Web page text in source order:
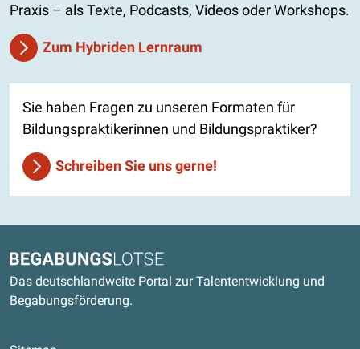
Praxis – als Texte, Podcasts, Videos oder Workshops.
Zum Hybriden Lernraum
Sie haben Fragen zu unseren Formaten für
Bildungspraktikerinnen und Bildungspraktiker?
Schreiben Sie uns gerne!
Begabungslotse
Das deutschlandweite Portal zur Talententwicklung und
Begabungsförderung.